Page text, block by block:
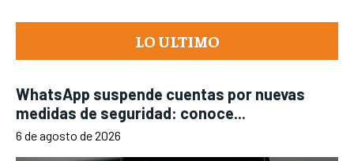
LO ULTIMO
WhatsApp suspende cuentas por nuevas
medidas de seguridad: conoce...
6 de agosto de 2026